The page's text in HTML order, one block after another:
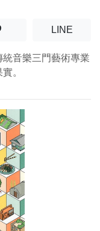
開新視窗)
享至噗浪(另開新視窗)
LINE(另開
音樂三門藝術專業
。